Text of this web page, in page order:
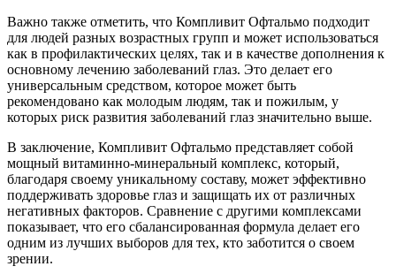
Важно также отметить, что Компливит Офтальмо подходит
для людей разных возрастных групп и может использоваться
как в профилактических целях, так и в качестве дополнения к
основному лечению заболеваний глаз. Это делает его
универсальным средством, которое может быть
рекомендовано как молодым людям, так и пожилым, у
которых риск развития заболеваний глаз значительно выше.
В заключение, Компливит Офтальмо представляет собой
мощный витаминно-минеральный комплекс, который,
благодаря своему уникальному составу, может эффективно
поддерживать здоровье глаз и защищать их от различных
негативных факторов. Сравнение с другими комплексами
показывает, что его сбалансированная формула делает его
одним из лучших выборов для тех, кто заботится о своем
зрении.